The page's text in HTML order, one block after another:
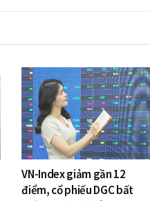
VN-Index giảm gần 12
điểm, cổ phiếu DGC bất